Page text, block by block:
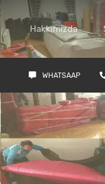
Hakkımızda
WHATSAAP